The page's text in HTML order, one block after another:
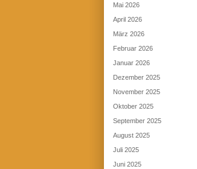
Mai 2026
April 2026
März 2026
Februar 2026
Januar 2026
Dezember 2025
November 2025
Oktober 2025
September 2025
August 2025
Juli 2025
Juni 2025